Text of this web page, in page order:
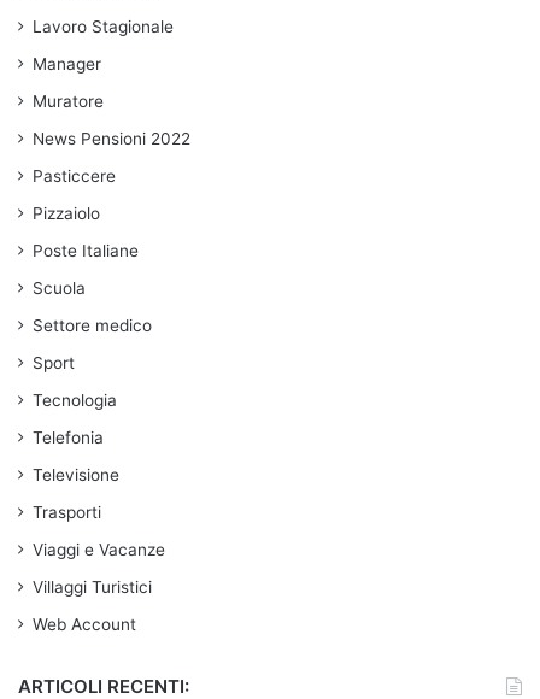
Lavoro Stagionale
Manager
Muratore
News Pensioni 2022
Pasticcere
Pizzaiolo
Poste Italiane
Scuola
Settore medico
Sport
Tecnologia
Telefonia
Televisione
Trasporti
Viaggi e Vacanze
Villaggi Turistici
Web Account
ARTICOLI RECENTI: